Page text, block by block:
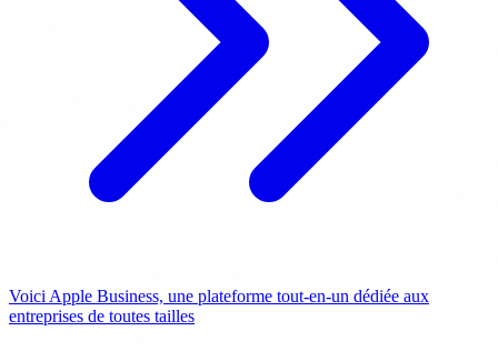
Voici Apple Business, une plateforme tout-en-un dédiée aux
entreprises de toutes tailles